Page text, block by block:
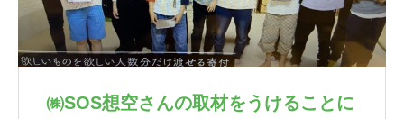
㈱SOS想空さんの取材をうけることに